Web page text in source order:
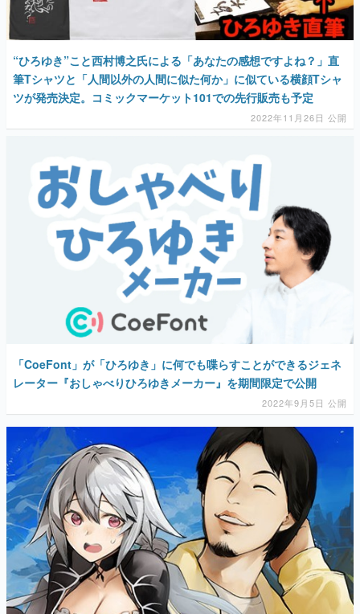
“ひろゆき”こと西村博之氏による「あなたの感想ですよね？」直
筆Tシャツと「人間以外の人間に似た何か」に似ている横顔Tシャ
ツが発売決定。コミックマーケット101での先行販売も予定
2022年11月26日 公開
「CoeFont」が「ひろゆき」に何でも喋らすことができるジェネ
レーター『おしゃべりひろゆきメーカー』を期間限定で公開
2022年9月5日 公開